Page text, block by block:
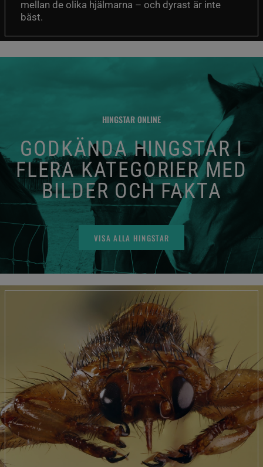
mellan de olika hjälmarna – och dyrast är inte
bäst.
HINGSTAR ONLINE
GODKÄNDA HINGSTAR I
FLERA KATEGORIER MED
BILDER OCH FAKTA
VISA ALLA HINGSTAR